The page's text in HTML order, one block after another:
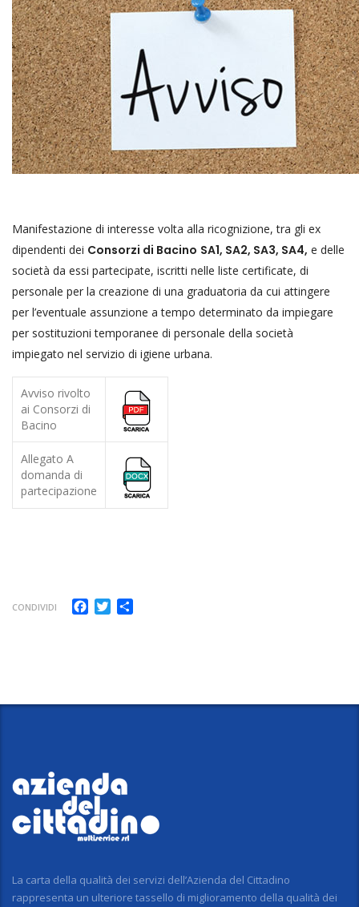
Manifestazione di interesse volta alla ricognizione, tra gli ex
dipendenti dei Consorzi di Bacino SA1, SA2, SA3, SA4, e delle
società da essi partecipate, iscritti nelle liste certificate, di
personale per la creazione di una graduatoria da cui attingere
per l’eventuale assunzione a tempo determinato da impiegare
per sostituzioni temporanee di personale della società
impiegato nel servizio di igiene urbana.
Avviso rivolto
ai Consorzi di
Bacino
Allegato A
domanda di
partecipazione
CONDIVIDI Facebook
Twitter
La carta della qualità dei servizi dell’Azienda del Cittadino
rappresenta un ulteriore tassello di miglioramento della qualità dei